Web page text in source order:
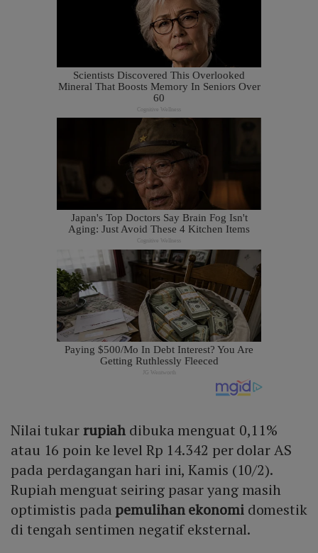
Nilai tukarrupiah dibuka menguat 0,11%
atau 16 poin ke level Rp 14.342 per dolar AS
pada perdagangan hari ini, Kamis (10/2).
Rupiah menguat seiring pasar yang masih
optimistis padapemulihan ekonomidomestik
di tengah sentimen negatif eksternal.